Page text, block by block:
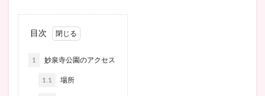
目次
1 妙泉寺公園のアクセス
1.1 場所